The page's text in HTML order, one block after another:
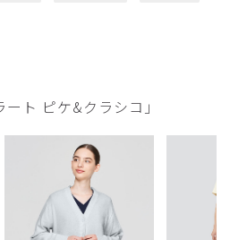
ト ピケ&クラシコ」